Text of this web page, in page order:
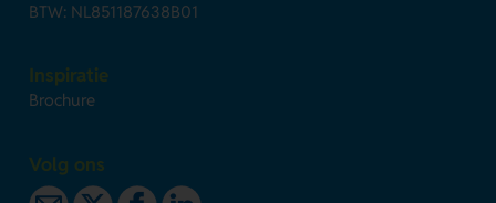
BTW: NL851187638B01
Inspiratie
Brochure
Volg ons